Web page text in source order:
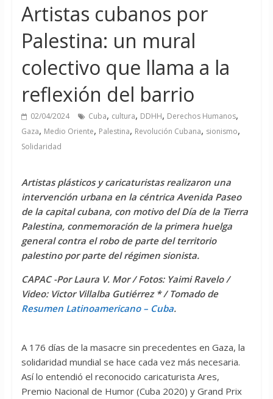
Artistas cubanos por
Palestina: un mural
colectivo que llama a la
reflexión del barrio
02/04/2024 Cuba, cultura, DDHH, Derechos Humanos,
Gaza, Medio Oriente, Palestina, Revolución Cubana, sionismo,
Solidaridad
Artistas plásticos y caricaturistas realizaron una
intervención urbana en la céntrica Avenida Paseo
de la capital cubana, con motivo del Día de la Tierra
Palestina, conmemoración de la primera huelga
general contra el robo de parte del territorio
palestino por parte del régimen sionista.
CAPAC -Por Laura V. Mor / Fotos: Yaimi Ravelo /
Video: Victor Villalba Gutiérrez * / Tomado de
Resumen Latinoamericano – Cuba.
A 176 días de la masacre sin precedentes en Gaza, la
solidaridad mundial se hace cada vez más necesaria.
Así lo entendió el reconocido caricaturista Ares,
Premio Nacional de Humor (Cuba 2020) y Grand Prix